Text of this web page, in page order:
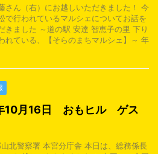
さん（右）にお越しいただきました！ 今
で行われているマルシェについてお話を
きました ～道の駅 安達 智恵子の里 下り
れている、【そらのまちマルシェ】～ 年
10月16日 おもヒル ゲス
北警察署 本宮分庁舎 本日は、総務係長